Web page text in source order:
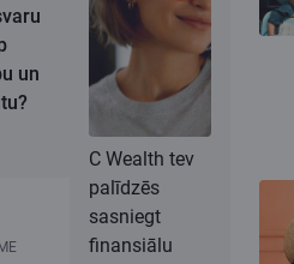
C Wealth tev
palīdzēs
sasniegt
finansiālu
un